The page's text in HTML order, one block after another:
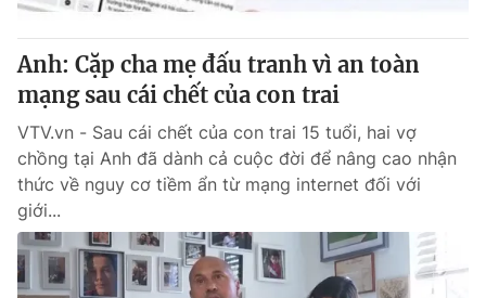
Chuyên mục khác
Emagazine Podcast
Photo Infographic
Video Shorts video
VTV Money VTV Thể thao
Anh: Cặp cha mẹ đấu tranh vì an toàn
mạng sau cái chết của con trai
VTV.vn - Sau cái chết của con trai 15 tuổi, hai vợ
chồng tại Anh đã dành cả cuộc đời để nâng cao nhận
thức về nguy cơ tiềm ẩn từ mạng internet đối với
giới...